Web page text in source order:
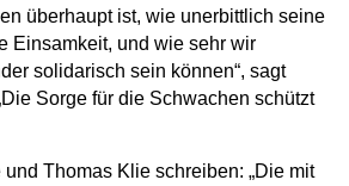
überhaupt ist, wie unerbittlich seine
Einsamkeit, und wie sehr wir
solidarisch sein können“, sagt
Sorge für die Schwachen schützt
Thomas Klie schreiben: „Die mit